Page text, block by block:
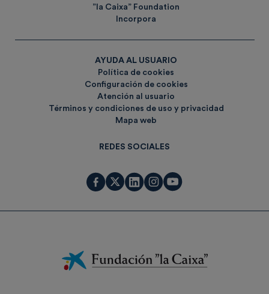
”la Caixa” Foundation
Incorpora
AYUDA AL USUARIO
Política de cookies
Configuración de cookies
Atención al usuario
Términos y condiciones de uso y privacidad
Mapa web
REDES SOCIALES
Fundación
La